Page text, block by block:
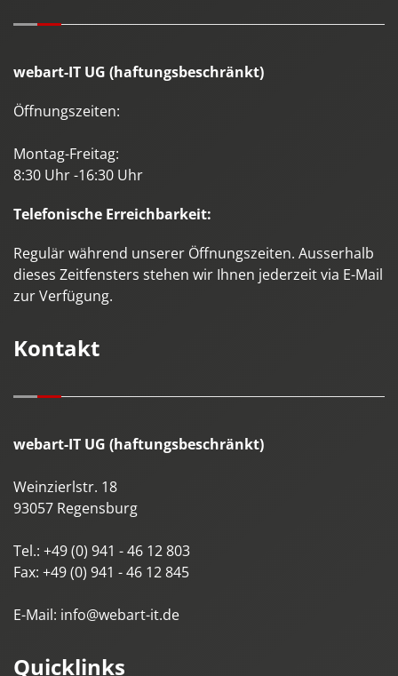
webart-IT UG (haftungsbeschränkt)
Öffnungszeiten:
Montag-Freitag:
8:30 Uhr -16:30 Uhr
Telefonische Erreichbarkeit:
Regulär während unserer Öffnungszeiten. Ausserhalb
dieses Zeitfensters stehen wir Ihnen jederzeit via E-Mail
zur Verfügung.
Kontakt
webart-IT UG (haftungsbeschränkt)
Weinzierlstr. 18
93057 Regensburg
Tel.: +49 (0) 941 - 46 12 803
Fax: +49 (0) 941 - 46 12 845
E-Mail: info@webart-it.de
Quicklinks